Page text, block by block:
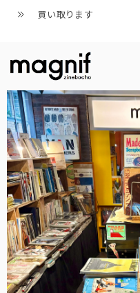
買い取ります